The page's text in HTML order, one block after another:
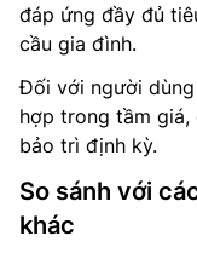
đáp ứng đầy đủ
cầu gia đình.
Đối với người
hợp trong tầm giá,
bảo trì định kỳ.
So sánh với
khác